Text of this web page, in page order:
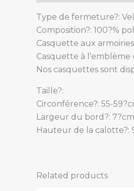
Type de fermeture?:
Composition?: 100?%
Casquette aux
Casquette à
Nos casquettes sont
Taille?:
Circonférence?: 55-
Largeur du bord?: 7?cm
Hauteur de la calotte?:
Related products